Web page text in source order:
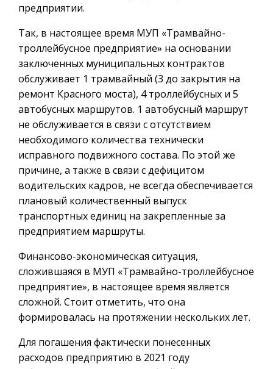
предприятии.
Так, в настоящее время МУП «Трамвайно-
троллейбусное предприятие» на основании
заключенных муниципальных контрактов
обслуживает 1 трамвайный (3 до закрытия на
ремонт Красного моста), 4 троллейбусных и 5
автобусных маршрутов. 1 автобусный маршрут
не обслуживается в связи с отсутствием
необходимого количества технически
исправного подвижного состава. По этой же
причине, а также в связи с дефицитом
водительских кадров, не всегда обеспечивается
плановый количественный выпуск
транспортных единиц на закрепленные за
предприятием маршруты.
Финансово-экономическая ситуация,
сложившаяся в МУП «Трамвайно-троллейбусное
предприятие», в настоящее время является
сложной. Стоит отметить, что она
формировалась на протяжении нескольких лет.
Для погашения фактически понесенных
расходов предприятию в 2021 году